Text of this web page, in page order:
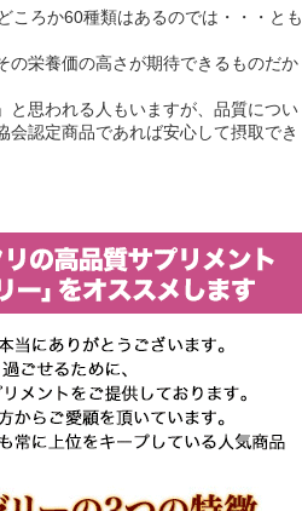
ころか60種類はあるのでは・・・とも
の栄養価の高さが期待できるものだか
と思われる人もいますが、品質につい
認定商品であれば安心して摂取でき